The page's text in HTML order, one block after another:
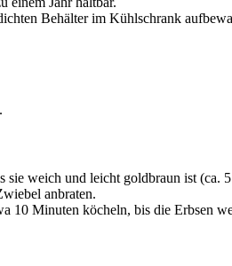
Behälter im Kühlschrank
weich und leicht goldbraun ist (ca.
anbraten.
10 Minuten köcheln, bis die Erbsen